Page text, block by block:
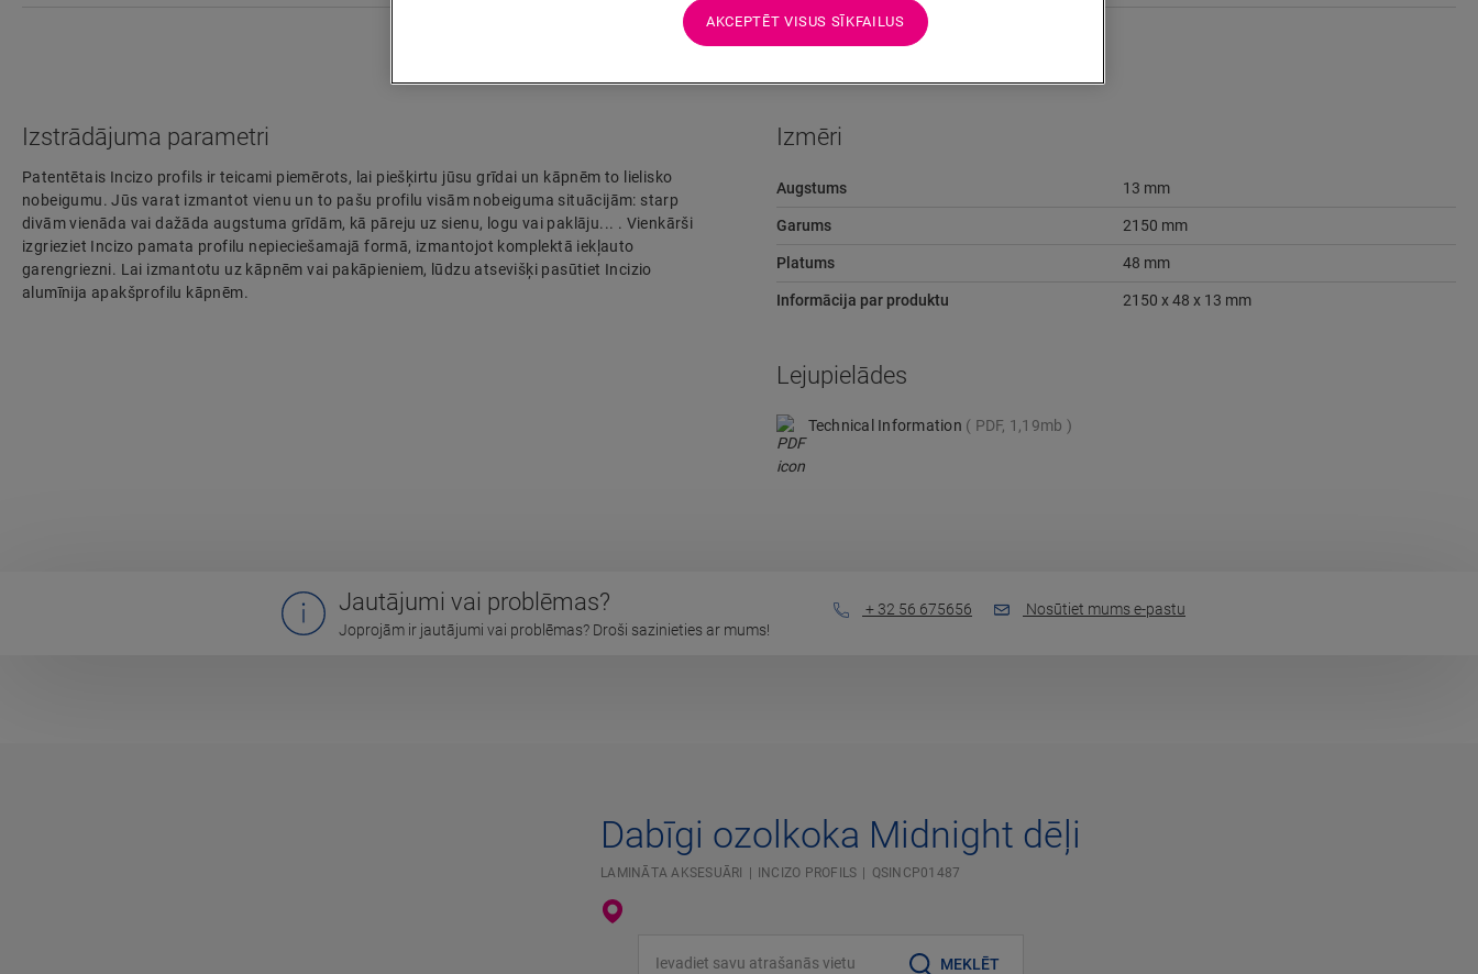
Ātra pāreja uz
Izstrādājuma parametri
Patentētais Incizo profils ir teicami piemērots, lai piešķirtu jūsu grīdai un kāpnēm to lielisko
nobeigumu. Jūs varat izmantot vienu un to pašu profilu visām nobeiguma situācijām: starp
divām vienāda vai dažāda augstuma grīdām, kā pāreju uz sienu, logu vai paklāju... . Vienkārši
izgrieziet Incizo pamata profilu nepieciešamajā formā, izmantojot komplektā iekļauto
garengriezni. Lai izmantotu uz kāpnēm vai pakāpieniem, lūdzu atsevišķi pasūtiet Incizio
alumīnija apakšprofilu kāpnēm.
Izmēri
Augstums 13 mm
Garums 2150 mm
Platums 48 mm
Informācija par produktu 2150 x 48 x 13 mm
Lejupielādes
Technical Information PDF, 1,19mb
Jautājumi vai problēmas?
Joprojām ir jautājumi vai problēmas? Droši sazinieties ar mums!
+ 32 56 675656 Nosūtiet mums e-pastu
Dabīgi ozolkoka Midnight dēļi
LAMINĀTA AKSESUĀRI INCIZO PROFILS QSINCP01487
MEKLĒT
AKCEPTĒT VISUS SĪKFAILUS